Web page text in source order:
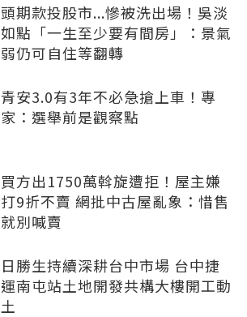
頭期款投股市...慘被洗出場！吳淡
如點「一生至少要有間房」：景氣
弱仍可自住等翻轉
青安3.0有3年不必急搶上車！專
家：選舉前是觀察點
買方出1750萬斡旋遭拒！屋主嫌
打9折不賣 網批中古屋亂象：惜售
就別喊賣
日勝生持續深耕台中市場 台中捷
運南屯站土地開發共構大樓開工動
土